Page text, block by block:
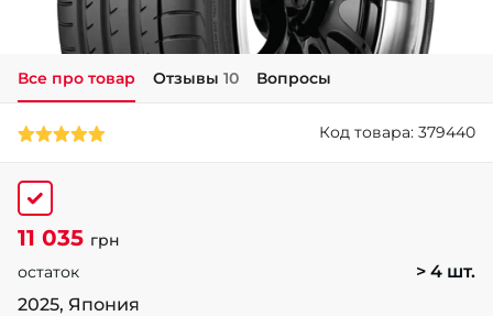
+38 (077) 7-184-184
- Донецкое шоссе
+38 (050)-911-911-2
+38 (099)-643-33-77
Все про товар Отзывы 10 Вопросы
Код товара: 379440
11 035 грн
остаток
> 4 шт.
2025, Япония